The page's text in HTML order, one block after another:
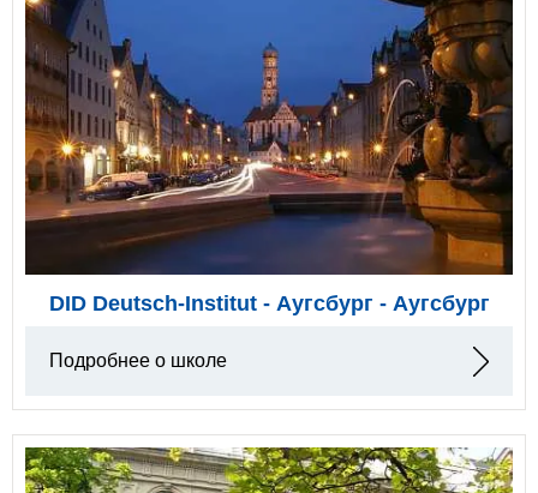
DID Deutsch-Institut - Аугсбург - Аугсбург
Подробнее о школе